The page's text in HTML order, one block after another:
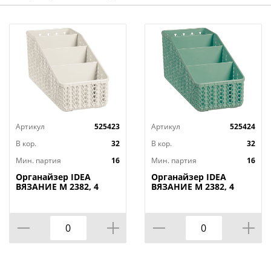
Артикул
525423
В кор.
32
Мин. партия
16
Органайзер IDEA
ВЯЗАНИЕ М 2382, 4
Артикул
525424
В кор.
32
Мин. партия
16
Органайзер IDEA
ВЯЗАНИЕ М 2382, 4